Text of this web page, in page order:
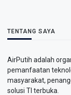
TENTANG SAYA
AirPutih adalah
pemanfaatan
masyarakat,
solusi TI terbuka.